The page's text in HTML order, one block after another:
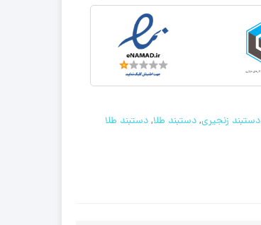
دستبند زنجیری,دستبند طلا,دستبند طلا